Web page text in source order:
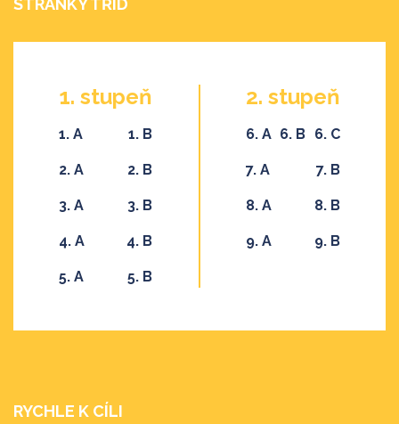
STRÁNKY TŘÍD
1. stupeň
1. A 1. B
2. A 2. B
3. A 3. B
4. A 4. B
5. A 5. B
2. stupeň
6. A 6. B 6. C
7. A 7. B
8. A 8. B
9. A 9. B
RYCHLE K CÍLI